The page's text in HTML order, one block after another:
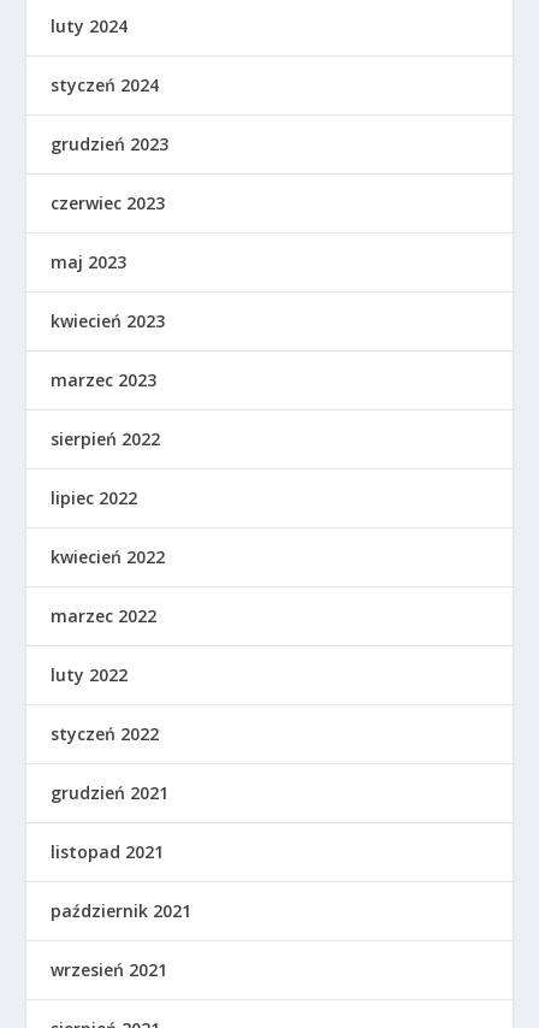
luty 2024
styczeń 2024
grudzień 2023
czerwiec 2023
maj 2023
kwiecień 2023
marzec 2023
sierpień 2022
lipiec 2022
kwiecień 2022
marzec 2022
luty 2022
styczeń 2022
grudzień 2021
listopad 2021
październik 2021
wrzesień 2021